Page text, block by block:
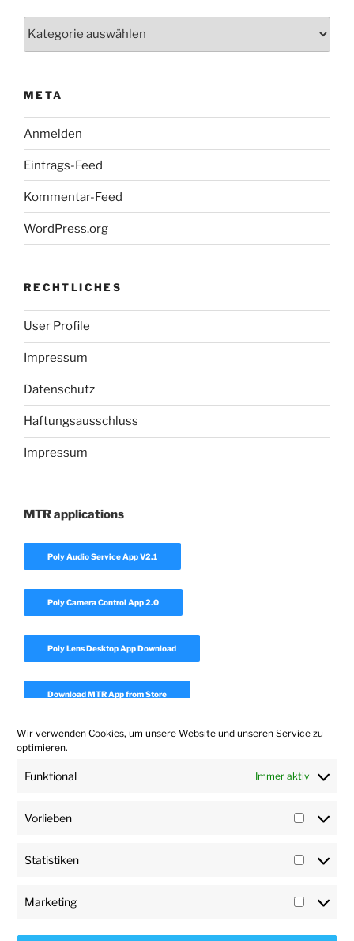
Wir verwenden Cookies, um unsere Website und unseren Service zu
optimieren.
Funktional Immer aktiv
Vorlieben
Statistiken
Marketing
META
Anmelden
Eintrags-Feed
Kommentar-Feed
WordPress.org
RECHTLICHES
User Profile
Impressum
Datenschutz
Haftungsausschluss
Impressum
MTR applications
Poly Audio Service App V2.1
Poly Camera Control App 2.0
Poly Lens Desktop App Download
Download MTR App from Store
Download Realpresence Desktop
User
Profile